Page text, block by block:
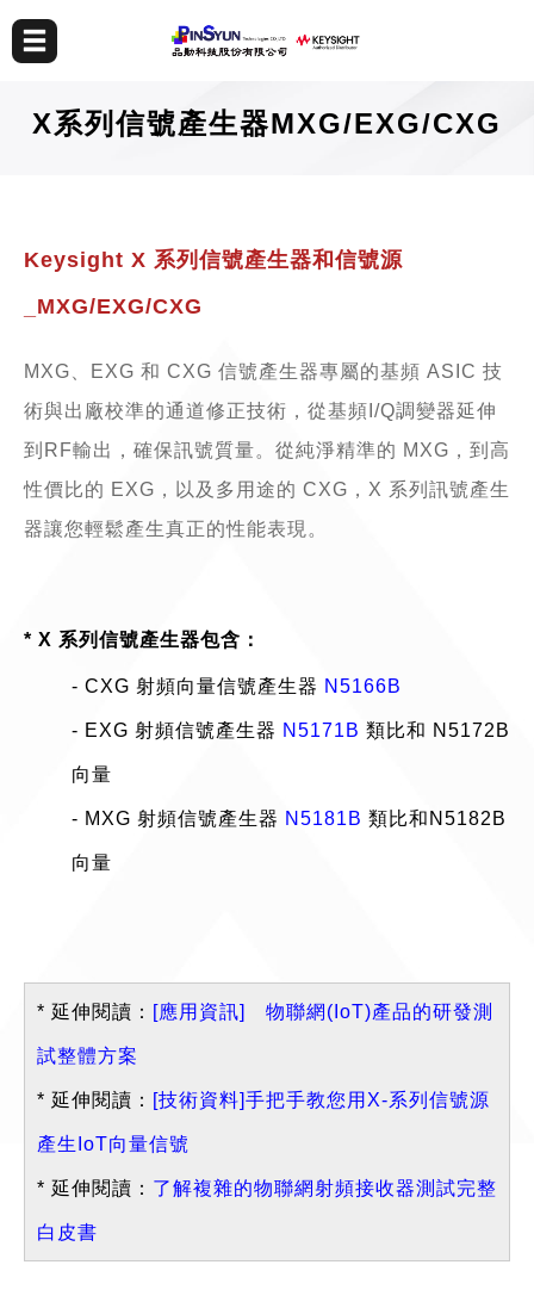
X系列信號產生器MXG/EXG/CXG
Keysight X 系列信號產生器和信號源
_MXG/EXG/CXG
MXG、EXG 和 CXG 信號產生器專屬的基頻 ASIC 技
術與出廠校準的通道修正技術，從基頻I/Q調變器延伸
到RF輸出，確保訊號質量。從純淨精準的 MXG，到高
性價比的 EXG，以及多用途的 CXG，X 系列訊號產生
器讓您輕鬆產生真正的性能表現。
* X 系列信號產生器包含：
- CXG 射頻向量信號產生器 N5166B
- EXG 射頻信號產生器 N5171B 類比和 N5172B
向量
- MXG 射頻信號產生器 N5181B 類比和N5182B
向量
* 延伸閱讀： [應用資訊] 物聯網(IoT)產品的研發測
試整體方案
* 延伸閱讀： [技術資料]手把手教您用X-系列信號源
產生IoT向量信號
* 延伸閱讀： 了解複雜的物聯網射頻接收器測試完整
白皮書